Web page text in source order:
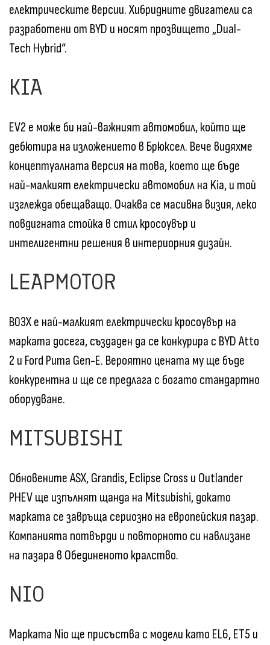
електрическите версии. Хибридните двигатели са
разработени от BYD и носят прозвището „Dual-
Tech Hybrid“.
KIA
EV2 е може би най-важният автомобил, който ще
дебютира на изложението в Брюксел. Вече видяхме
концептуалната версия на това, което ще бъде
най-малкият електрически автомобил на Kia, и той
изглежда обещаващо. Очаква се масивна визия, леко
повдигната стойка в стил кросоувър и
интелигентни решения в интериорния дизайн.
LEAPMOTOR
B03X е най-малкият електрически кросоувър на
марката досега, създаден да се конкурира с BYD Atto
2 и Ford Puma Gen-E. Вероятно цената му ще бъде
конкурентна и ще се предлага с богато стандартно
оборудване.
MITSUBISHI
Обновените ASX, Grandis, Eclipse Cross и Outlander
PHEV ще изпълнят щанда на Mitsubishi, докато
марката се завръща сериозно на европейския пазар.
Компанията потвърди и повторното си навлизане
на пазара в Обединеното кралство.
NIO
Марката Nio ще присъства с модели като EL6, ET5 и